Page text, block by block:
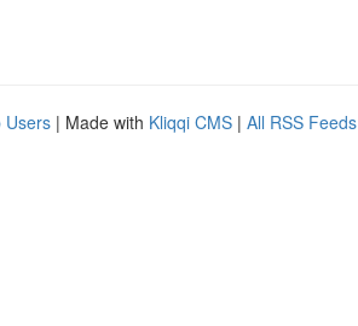
Users | Made with Kliqqi CMS | All RSS Feeds